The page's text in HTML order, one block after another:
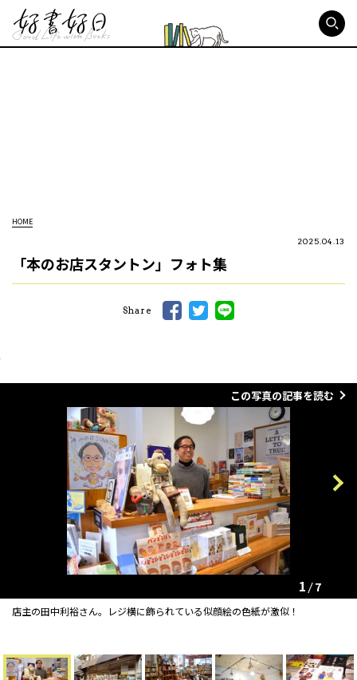
HOME
2025.04.13
「本のお店スタントン」フォト集
Share
この写真の記事を読む
店主の田中利裕さん。レジ横に飾られている似顔絵の色紙が激似！
Next
1 7